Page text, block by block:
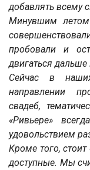
добавлять всему
Минувшим
пробовали и
двигаться дальше
Сейчас в
направлении
свадеб,
«Ривьере»
удовольствием
Кроме того,
доступные. Мы